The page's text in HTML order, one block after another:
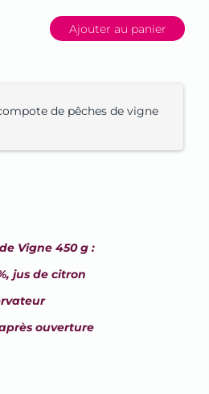
Ajouter au panier
de pêches de vigne
Vigne 450 g :
jus de citron
ouverture